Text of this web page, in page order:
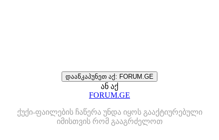
დააწკაპუნეთ აქ: FORUM.GE
ან აქ
FORUM.GE
ქუქი-ფაილების ჩაწერა უნდა იყოს გააქტიურებული
იმისთვის რომ გააგრძელოთ